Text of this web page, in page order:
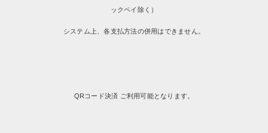
ックペイ除く）
システム上、各支払方法の併用はできません。
QRコード決済 ご利用可能となります。